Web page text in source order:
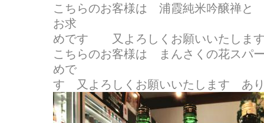
こちらのお客様は 浦霞純米吟醸禅と
お求
めです 又よろしくお願いいたしま
こちらのお客様は まんさくの花スパ
めで
す 又よろしくお願いいたします あ